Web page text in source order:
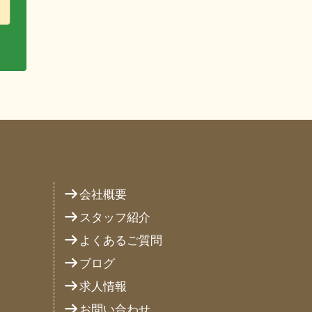
会社概要
スタッフ紹介
よくあるご質問
ブログ
求人情報